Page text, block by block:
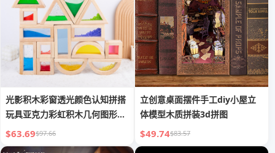
光影积木彩窗透光颜色认知拼搭
玩具亚克力彩虹积木几何图形教
具
$63.69$97.66
立创意桌面摆件手工diy小屋立
体模型木质拼装3d拼图
$49.74$83.57